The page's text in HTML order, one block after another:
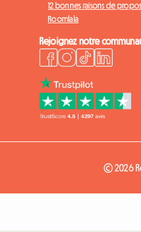
12 bonnes raisons de
Roomlala
Rejoignez notre
© 2026